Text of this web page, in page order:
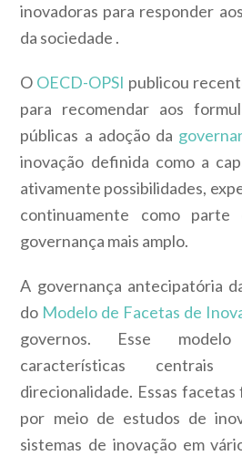
inovadoras para responder aos
da sociedade .
O OECD-OPSI publicou
para recomendar aos
públicas a adoção da
inovação definida como a
ativamente possibilidades,
continuamente como
governança mais amplo.
A governança antecipatória
do Modelo de Facetas de
governos. Esse
características
direcionalidade. Essas
por meio de estudos de
sistemas de inovação em